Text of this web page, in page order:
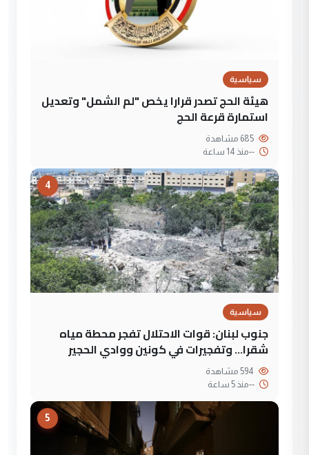
سياسية
هيئة الحج تصدر قرارا يخص "لم الشمل" وتعديل
استمارة قرعة الحج
--منذ 14 ساعة
4
سياسية
جنوب لبنان: قوات الاحتلال تفجر محطة مياه
شقرا… وتفجيرات في كونين ووادي الحجير
--منذ 5 ساعة
5